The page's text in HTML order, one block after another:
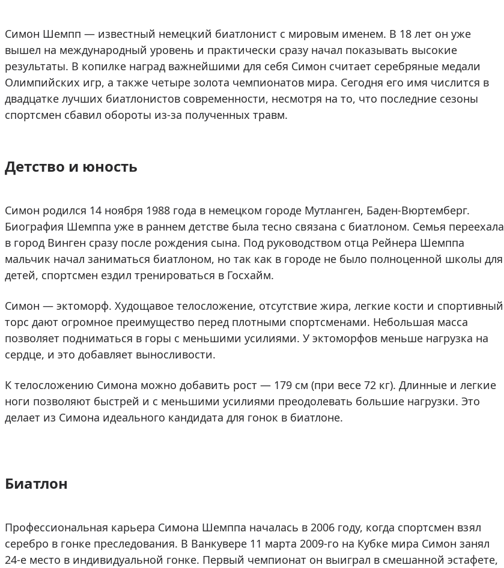
Симон Шемпп — известный немецкий биатлонист с мировым именем. В 18 лет он уже
вышел на международный уровень и практически сразу начал показывать высокие
результаты. В копилке наград важнейшими для себя Симон считает серебряные медали
Олимпийских игр, а также четыре золота чемпионатов мира. Сегодня его имя числится в
двадцатке лучших биатлонистов современности, несмотря на то, что последние сезоны
спортсмен сбавил обороты из-за полученных травм.
Детство и юность
Симон родился 14 ноября 1988 года в немецком городе Мутланген, Баден-Вюртемберг.
Биография Шемппа уже в раннем детстве была тесно связана с биатлоном. Семья переехала
в город Винген сразу после рождения сына. Под руководством отца Рейнера Шемппа
мальчик начал заниматься биатлоном, но так как в городе не было полноценной школы для
детей, спортсмен ездил тренироваться в Госхайм.
Симон — эктоморф. Худощавое телосложение, отсутствие жира, легкие кости и спортивный
торс дают огромное преимущество перед плотными спортсменами. Небольшая масса
позволяет подниматься в горы с меньшими усилиями. У эктоморфов меньше нагрузка на
сердце, и это добавляет выносливости.
К телосложению Симона можно добавить рост — 179 см (при весе 72 кг). Длинные и легкие
ноги позволяют быстрей и с меньшими усилиями преодолевать большие нагрузки. Это
делает из Симона идеального кандидата для гонок в биатлоне.
Биатлон
Профессиональная карьера Симона Шемппа началась в 2006 году, когда спортсмен взял
серебро в гонке преследования. В Ванкувере 11 марта 2009-го на Кубке мира Симон занял
24-е место в индивидуальной гонке. Первый чемпионат он выиграл в смешанной эстафете,